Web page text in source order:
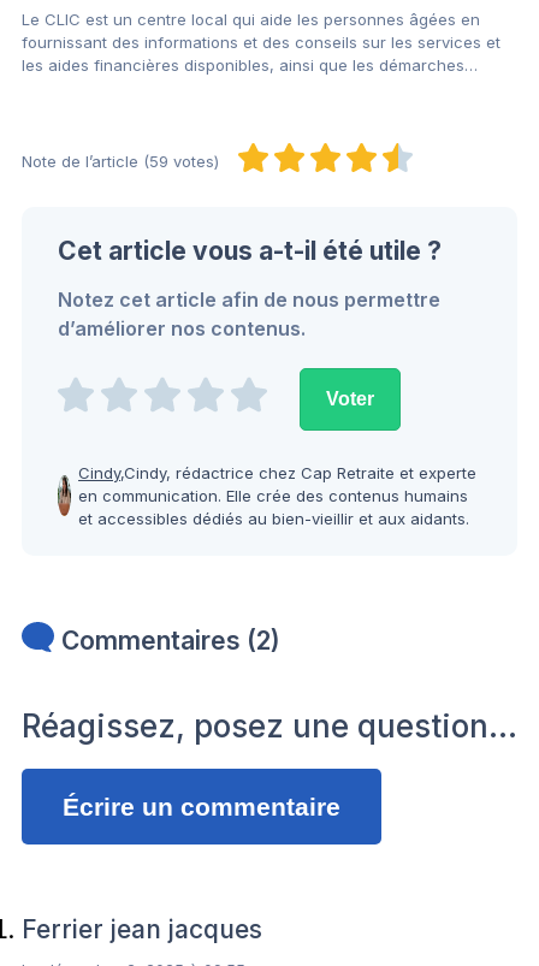
Le CLIC est un centre local qui aide les personnes âgées en
fournissant des informations et des conseils sur les services et
les aides financières disponibles, ainsi que les démarches…
Note de l’article (59 votes)
Cet article vous a-t-il été utile ?
Notez cet article afin de nous permettre
d’améliorer nos contenus.
Cindy,Cindy, rédactrice chez Cap Retraite et experte
en communication. Elle crée des contenus humains
et accessibles dédiés au bien-vieillir et aux aidants.
Commentaires (2)
Réagissez, posez une question…
Écrire un commentaire
Ferrier jean jacques